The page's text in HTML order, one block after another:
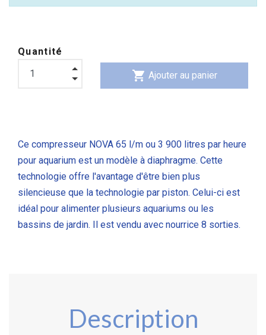
Quantité
shopping_cart Ajouter au panier
Ce compresseur NOVA 65 l/m ou 3 900 litres par heure
pour aquarium est un modèle à diaphragme. Cette
technologie offre l'avantage d'être bien plus
silencieuse que la technologie par piston. Celui-ci est
idéal pour alimenter plusieurs aquariums ou les
bassins de jardin. Il est vendu avec nourrice 8 sorties.
Description